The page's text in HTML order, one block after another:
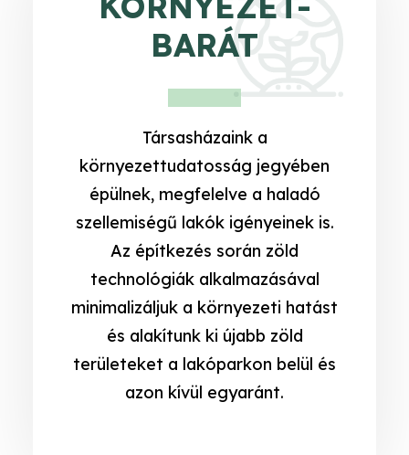
BARÁT
Társasházaink a
környezettudatosság jegyében
épülnek, megfelelve a haladó
szellemiségű lakók igényeinek is.
Az építkezés során zöld
technológiák alkalmazásával
minimalizáljuk a környezeti hatást
és alakítunk ki újabb zöld
területeket a lakóparkon belül és
azon kívül egyaránt.